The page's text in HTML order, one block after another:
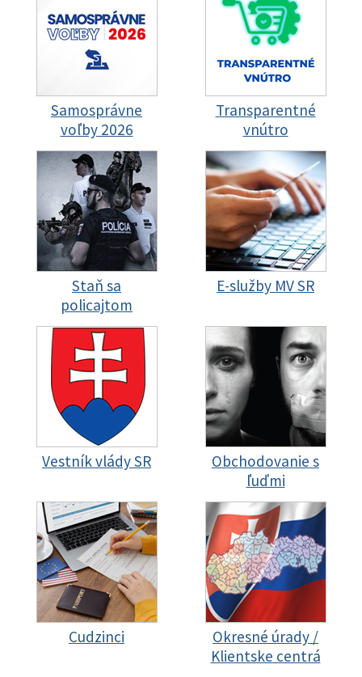
Samosprávne
voľby 2026
Transparentné
vnútro
Staň sa
policajtom
E-služby MV SR
Vestník vlády SR
Obchodovanie s
ľuďmi
Cudzinci
Okresné úrady /
Klientske centrá